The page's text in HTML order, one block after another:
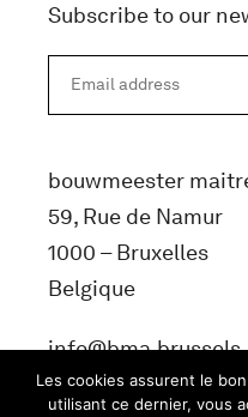
Subscribe to our
bouwmeester
59, Rue de Namur
1000 – Bruxelles
Belgique
info@bma.brussels
Les cookies assurent le
utilisant ce dernier, vous